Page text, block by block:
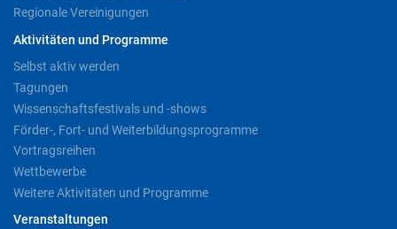
Regionale Vereinigungen
Aktivitäten und Programme
Selbst aktiv werden
Tagungen
Wissenschaftsfestivals und -shows
Förder-, Fort- und Weiterbildungsprogramme
Vortragsreihen
Wettbewerbe
Weitere Aktivitäten und Programme
Veranstaltungen